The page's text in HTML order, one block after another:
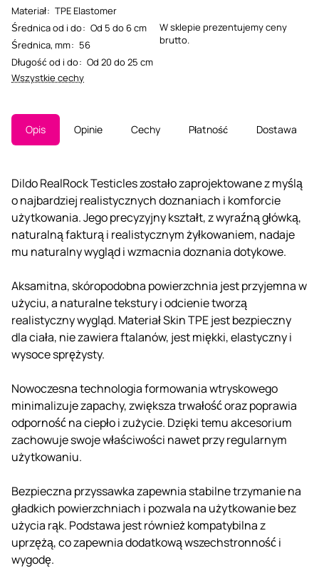
Materiał: TPE Elastomer
Średnica od i do: Od 5 do 6 cm
Średnica, mm: 56
Długość od i do: Od 20 do 25 cm
Wszystkie cechy
W sklepie prezentujemy ceny
brutto.
Opis Opinie Cechy Płatność Dostawa
Dildo RealRock Testicles zostało zaprojektowane z myślą
o najbardziej realistycznych doznaniach i komforcie
użytkowania. Jego precyzyjny kształt, z wyraźną główką,
naturalną fakturą i realistycznym żyłkowaniem, nadaje
mu naturalny wygląd i wzmacnia doznania dotykowe.
Aksamitna, skóropodobna powierzchnia jest przyjemna w
użyciu, a naturalne tekstury i odcienie tworzą
realistyczny wygląd. Materiał Skin TPE jest bezpieczny
dla ciała, nie zawiera ftalanów, jest miękki, elastyczny i
wysoce sprężysty.
Nowoczesna technologia formowania wtryskowego
minimalizuje zapachy, zwiększa trwałość oraz poprawia
odporność na ciepło i zużycie. Dzięki temu akcesorium
zachowuje swoje właściwości nawet przy regularnym
użytkowaniu.
Bezpieczna przyssawka zapewnia stabilne trzymanie na
gładkich powierzchniach i pozwala na użytkowanie bez
użycia rąk. Podstawa jest również kompatybilna z
uprzężą, co zapewnia dodatkową wszechstronność i
wygodę.